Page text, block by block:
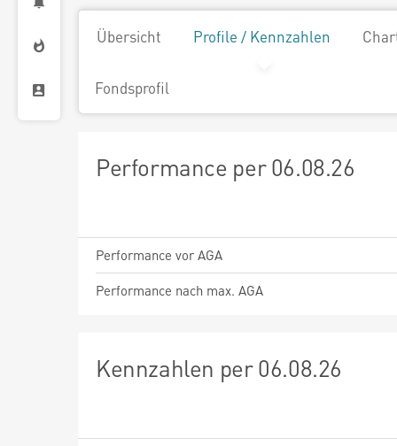
Übersicht Profile / Kennzahlen
Fondsprofil
Performance per 06.08.26
Performance vor AGA
Performance nach max. AGA
Kennzahlen per 06.08.26